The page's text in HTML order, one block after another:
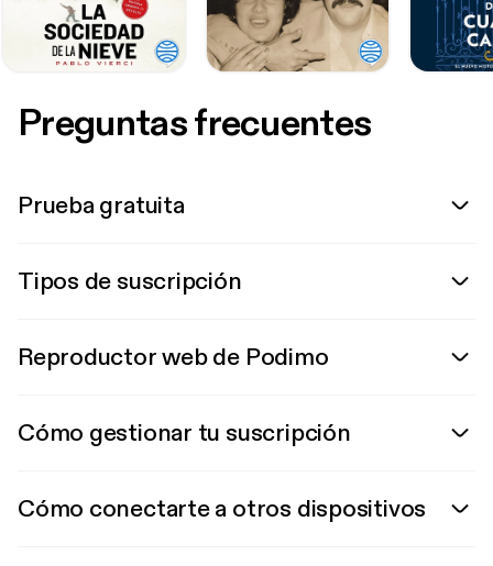
Preguntas frecuentes
Prueba gratuita
Tipos de suscripción
Reproductor web de Podimo
Cómo gestionar tu suscripción
Cómo conectarte a otros dispositivos